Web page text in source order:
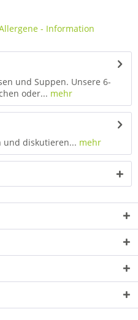
- Information
und Suppen. Unsere 6-
oder... mehr
und diskutieren... mehr